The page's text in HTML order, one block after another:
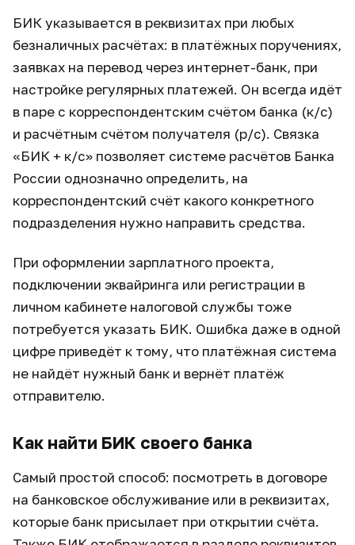
БИК указывается в реквизитах при любых
безналичных расчётах: в платёжных поручениях,
заявках на перевод через интернет-банк, при
настройке регулярных платежей. Он всегда идёт
в паре с корреспондентским счётом банка (к/с)
и расчётным счётом получателя (р/с). Связка
«БИК + к/с» позволяет системе расчётов Банка
России однозначно определить, на
корреспондентский счёт какого конкретного
подразделения нужно направить средства.
При оформлении зарплатного проекта,
подключении эквайринга или регистрации в
личном кабинете налоговой службы тоже
потребуется указать БИК. Ошибка даже в одной
цифре приведёт к тому, что платёжная система
не найдёт нужный банк и вернёт платёж
отправителю.
Как найти БИК своего банка
Самый простой способ: посмотреть в договоре
на банковское обслуживание или в реквизитах,
которые банк присылает при открытии счёта.